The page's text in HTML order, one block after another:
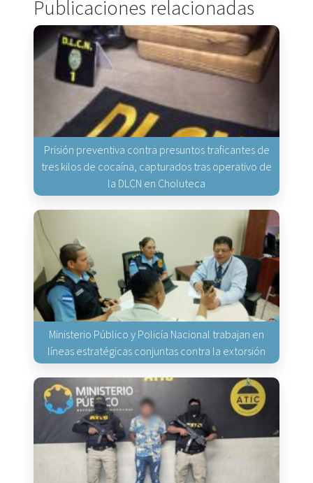
Publicaciones relacionadas
Prisión preventiva contra presuntos traficantes de
tres kilos de cocaína, capturados tras operativo de
la DLCN en Choluteca
Ministerio Público y Policía Nacional trabajan en
líneas estratégicas conjuntas contra la extorsión